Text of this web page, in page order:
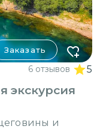
Заказать
6 отзывов 5
экскурсия
и